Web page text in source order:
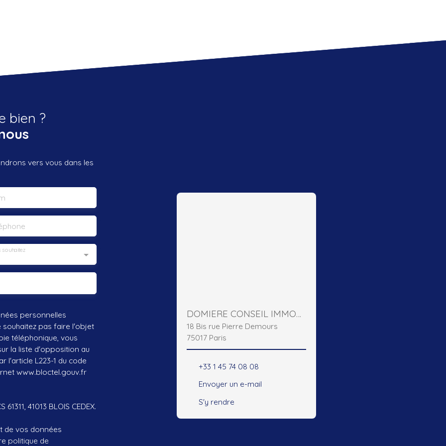
bien ?
vers vous dans les
souhaitez
personnelles
souhaitez pas faire l'objet
téléphonique, vous
la liste d'opposition au
l'article L223-1 du code
www.bloctel.gouv.fr
41013 BLOIS CEDEX.
de vos données
politique de
DOMIERE CONSEIL IMMOBILIER
18 Bis rue Pierre Demours
75017 Paris
+33 1 45 74 08 08
Envoyer un e-mail
S'y rendre